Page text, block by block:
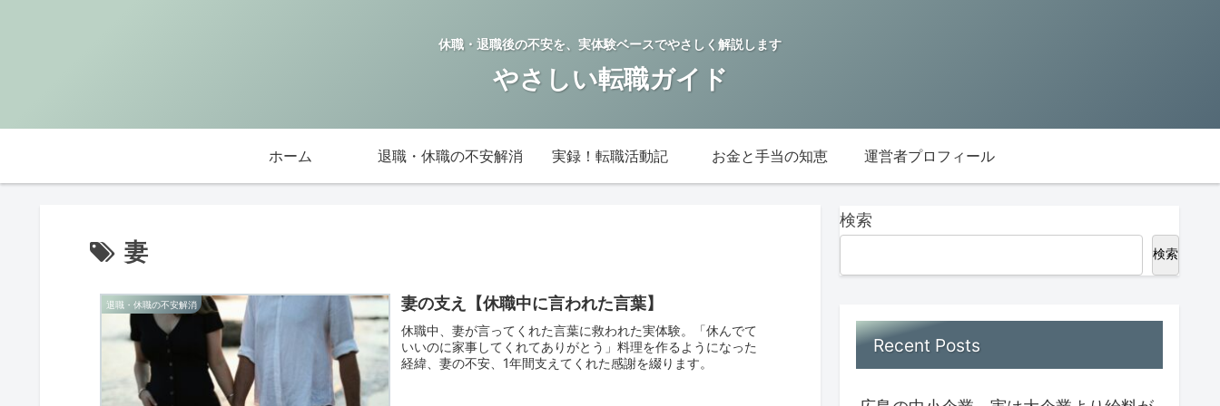
休職・退職後の不安を、実体験ベースでやさしく解説します
やさしい転職ガイド
ホーム 退職・休職の不安解消 実録！転職活動記 お金と手当の知恵 運営者プロフィール
妻
退職・休職の不安解消 妻の支え【休職中に言われた言葉】
休職中、妻が言ってくれた言葉に救われた実体験。「休んでて
いいのに家事してくれてありがとう」料理を作るようになった
経緯、妻の不安、1年間支えてくれた感謝を綴ります。
検索
検索
Recent Posts